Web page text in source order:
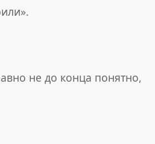
не до конца понятно,